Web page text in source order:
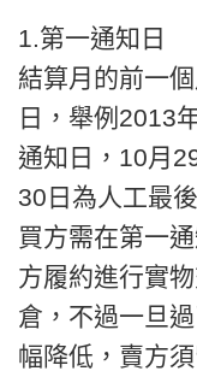
1.第一通知日
結算月的前一
日，舉例2013
通知日，10月
30日為人工最
買方需在第一
方履約進行實
倉，不過一旦
幅降低，賣方須